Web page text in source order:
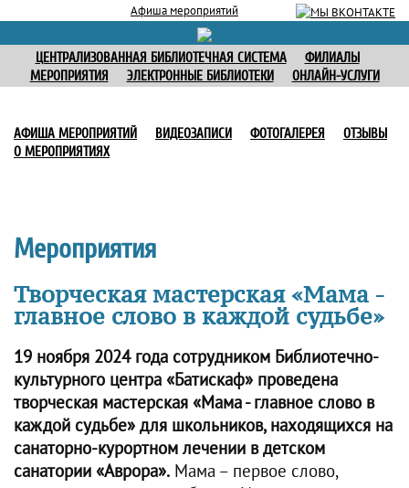
Афиша мероприятий
ЦЕНТРАЛИЗОВАННАЯ БИБЛИОТЕЧНАЯ СИСТЕМА
ФИЛИАЛЫ
МЕРОПРИЯТИЯ
ЭЛЕКТРОННЫЕ БИБЛИОТЕКИ ОНЛАЙН-УСЛУГИ
АФИША МЕРОПРИЯТИЙ ВИДЕОЗАПИСИ ФОТОГАЛЕРЕЯ
ОТЗЫВЫ
О МЕРОПРИЯТИЯХ
Мероприятия
Творческая мастерская «Мама -
главное слово в каждой судьбе»
19 ноября 2024 года сотрудником Библиотечно-
культурного центра «Батискаф» проведена
творческая мастерская «Мама - главное слово в
каждой судьбе» для школьников, находящихся на
санаторно-курортном лечении в детском
санатории «Аврора». Мама – первое слово,